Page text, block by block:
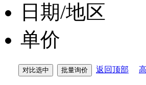
日期/地区
单价
返回顶部